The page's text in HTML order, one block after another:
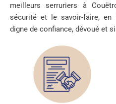
meilleurs serruriers à
sécurité et le savoir-faire,
digne de confiance, dévoué et